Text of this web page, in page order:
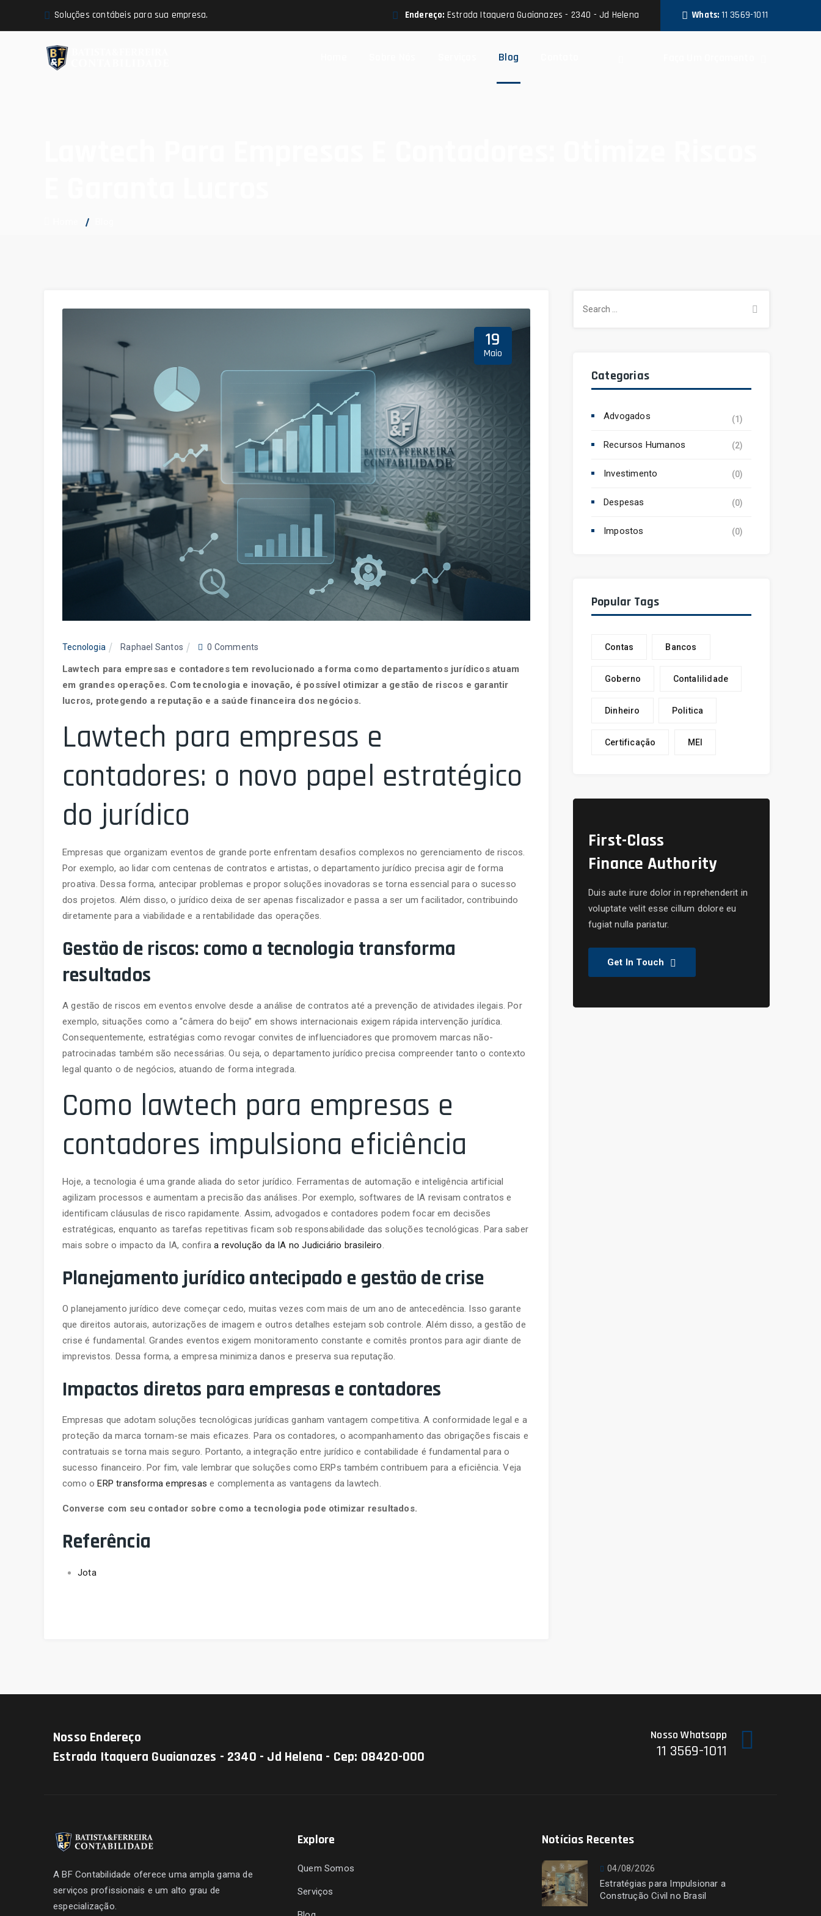
Soluções contábeis para sua empresa. Endereço: Estrada Itaquera Guaianazes - 2340 - Jd Helena Whats: 11 3569-1011
Blog
19
Maio
Tecnologia Raphael Santos 0 Comments
Lawtech para empresas e contadores tem revolucionado a forma como departamentos jurídicos atuam
em grandes operações. Com tecnologia e inovação, é possível otimizar a gestão de riscos e garantir
lucros, protegendo a reputação e a saúde financeira dos negócios.
Lawtech para empresas e
contadores: o novo papel estratégico
do jurídico
Empresas que organizam eventos de grande porte enfrentam desafios complexos no gerenciamento de riscos.
Por exemplo, ao lidar com centenas de contratos e artistas, o departamento jurídico precisa agir de forma
proativa. Dessa forma, antecipar problemas e propor soluções inovadoras se torna essencial para o sucesso
dos projetos. Além disso, o jurídico deixa de ser apenas fiscalizador e passa a ser um facilitador, contribuindo
diretamente para a viabilidade e a rentabilidade das operações.
Gestão de riscos: como a tecnologia transforma
resultados
A gestão de riscos em eventos envolve desde a análise de contratos até a prevenção de atividades ilegais. Por
exemplo, situações como a “câmera do beijo” em shows internacionais exigem rápida intervenção jurídica.
Consequentemente, estratégias como revogar convites de influenciadores que promovem marcas não-
patrocinadas também são necessárias. Ou seja, o departamento jurídico precisa compreender tanto o contexto
legal quanto o de negócios, atuando de forma integrada.
Como lawtech para empresas e
contadores impulsiona eficiência
Hoje, a tecnologia é uma grande aliada do setor jurídico. Ferramentas de automação e inteligência artificial
agilizam processos e aumentam a precisão das análises. Por exemplo, softwares de IA revisam contratos e
identificam cláusulas de risco rapidamente. Assim, advogados e contadores podem focar em decisões
estratégicas, enquanto as tarefas repetitivas ficam sob responsabilidade das soluções tecnológicas. Para saber
mais sobre o impacto da IA, confiraa revolução da IA no Judiciário brasileiro.
Planejamento jurídico antecipado e gestão de crise
O planejamento jurídico deve começar cedo, muitas vezes com mais de um ano de antecedência. Isso garante
que direitos autorais, autorizações de imagem e outros detalhes estejam sob controle. Além disso, a gestão de
crise é fundamental. Grandes eventos exigem monitoramento constante e comitês prontos para agir diante de
imprevistos. Dessa forma, a empresa minimiza danos e preserva sua reputação.
Impactos diretos para empresas e contadores
Empresas que adotam soluções tecnológicas jurídicas ganham vantagem competitiva. A conformidade legal e a
proteção da marca tornam-se mais eficazes. Para os contadores, o acompanhamento das obrigações fiscais e
contratuais se torna mais seguro. Portanto, a integração entre jurídico e contabilidade é fundamental para o
sucesso financeiro. Por fim, vale lembrar que soluções como ERPs também contribuem para a eficiência. Veja
como oERP transforma empresas e complementa as vantagens da lawtech.
Converse com seu contador sobre como a tecnologia pode otimizar resultados.
Referência
Jota
for:
Categorias
Advogados (1)
Recursos Humanos (2)
Investimento (0)
Despesas (0)
Impostos (0)
Popular Tags
Contas Bancos
Goberno Contalilidade
Dinheiro Politica
Certificação MEI
First-Class
Finance Authority
Duis aute irure dolor in reprehenderit in
voluptate velit esse cillum dolore eu
fugiat nulla pariatur.
Get In Touch
Nosso Endereço
Estrada Itaquera Guaianazes - 2340 - Jd Helena - Cep: 08420-000
Nosso Whatsapp
11 3569-1011
A BF Contabilidade oferece uma ampla gama de
serviços profissionais e um alto grau de
especialização.
Explore
Quem Somos
Serviços
Notícias Recentes
04/08/2026
Estratégias para Impulsionar a
Construção Civil no Brasil